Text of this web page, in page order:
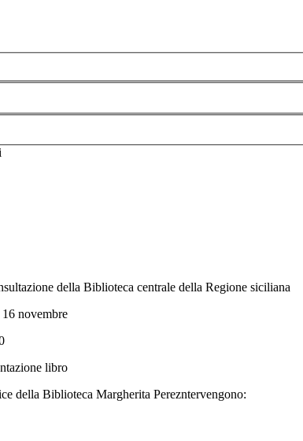
della Biblioteca centrale della Regione siciliana
novembre
libro
della Biblioteca Margherita Perezntervengono: